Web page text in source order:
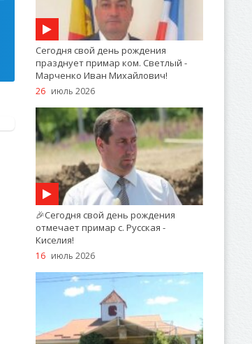
Сегодня свой день рождения
празднует примар ком. Светлый -
Марченко Иван Михайлович!
26 июль 2026
🎉Сегодня свой день рождения
отмечает примар с. Русская -
Киселия!
16 июль 2026